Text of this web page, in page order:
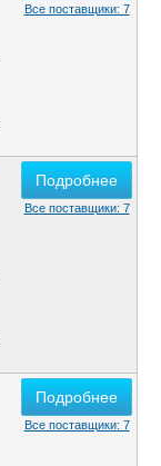
Все поставщики: 7
Подробнее
Все поставщики: 7
Подробнее
Все поставщики: 7